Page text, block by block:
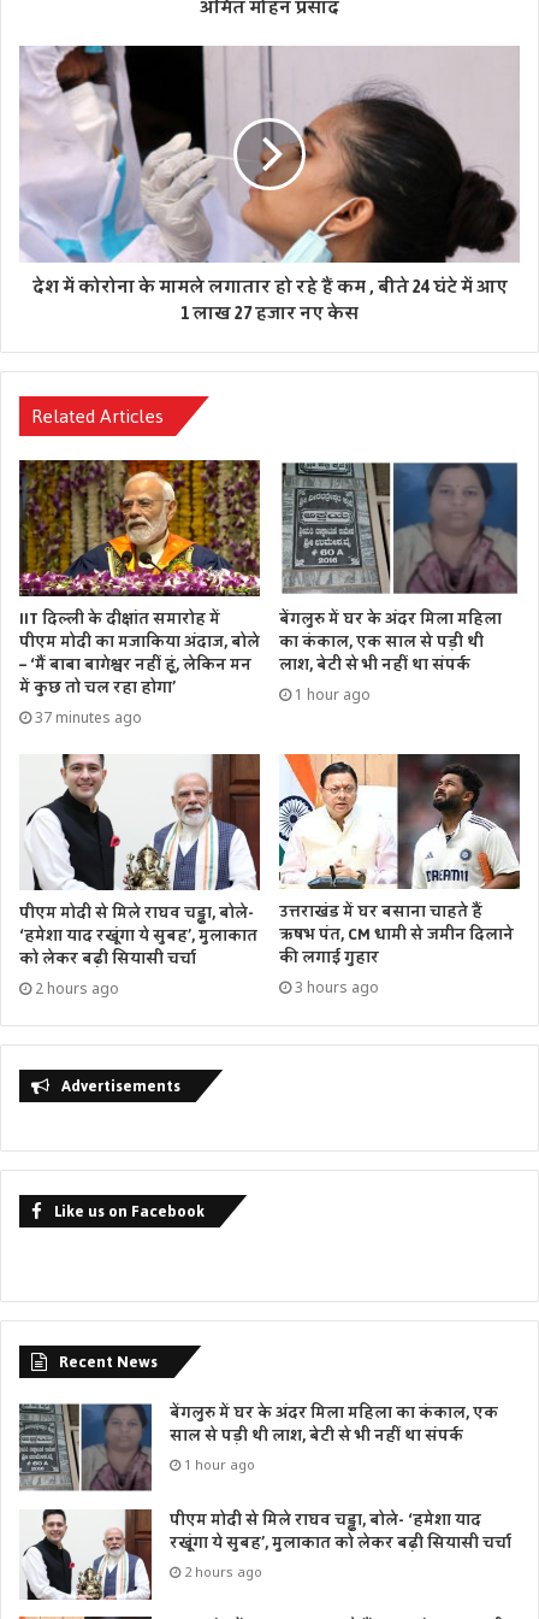
अमित मोहन प्रसाद
देश में कोरोना के मामले लगातार हो रहे हैं कम , बीते 24 घंटे में आए
1 लाख 27 हजार नए केस
Related Articles
IIT दिल्ली के दीक्षांत समारोह में
पीएम मोदी का मजाकिया अंदाज, बोले
– ‘मैं बाबा बागेश्वर नहीं हूं, लेकिन मन
में कुछ तो चल रहा होगा’
37 minutes ago
बेंगलुरु में घर के अंदर मिला महिला
का कंकाल, एक साल से पड़ी थी
लाश, बेटी से भी नहीं था संपर्क
1 hour ago
पीएम मोदी से मिले राघव चड्ढा, बोले-
‘हमेशा याद रखूंगा ये सुबह’, मुलाकात
को लेकर बढ़ी सियासी चर्चा
2 hours ago
उत्तराखंड में घर बसाना चाहते हैं
ऋषभ पंत, CM धामी से जमीन दिलाने
की लगाई गुहार
3 hours ago
Advertisements
Like us on Facebook
Recent News
बेंगलुरु में घर के अंदर मिला महिला का कंकाल, एक
साल से पड़ी थी लाश, बेटी से भी नहीं था संपर्क
1 hour ago
पीएम मोदी से मिले राघव चड्ढा, बोले- ‘हमेशा याद
रखूंगा ये सुबह’, मुलाकात को लेकर बढ़ी सियासी चर्चा
2 hours ago